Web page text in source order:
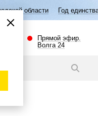
Год единства народов
Прямой эфир.
Волга 24